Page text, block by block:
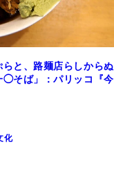
らと、路麺店らしからぬ
◯そば」：パリッコ『今
化